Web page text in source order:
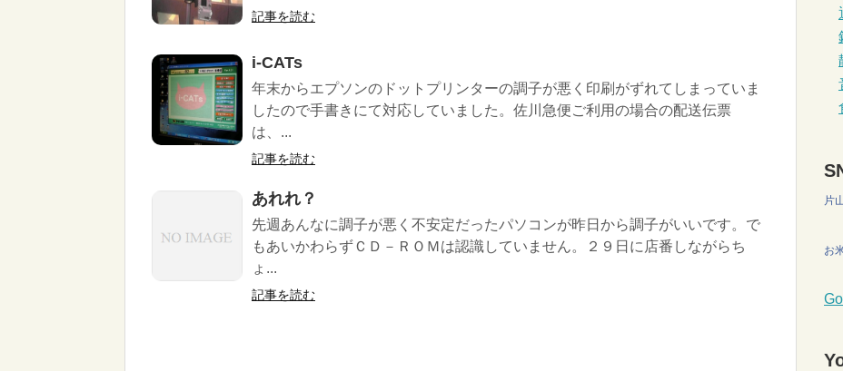
記事を読む
i-CATs
年末からエプソンのドットプリンターの調子が悪く印刷がずれてしまっていま
したので手書きにて対応していました。佐川急便ご利用の場合の配送伝票
は、...
記事を読む
あれれ？
先週あんなに調子が悪く不安定だったパソコンが昨日から調子がいいです。で
もあいかわらずＣＤ－ＲＯＭは認識していません。２９日に店番しながらち
ょ...
記事を読む
片
お